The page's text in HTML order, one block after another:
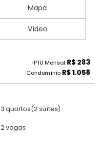
Mapa
Vídeo
IPTU Mensal R$ 283
Condomínio R$ 1.058
3 quartos(2 suítes)
2 vagas